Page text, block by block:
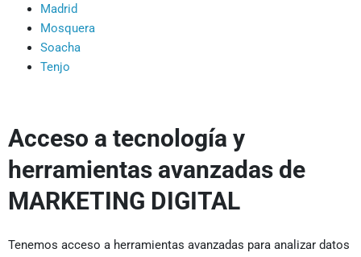
Madrid
Mosquera
Soacha
Tenjo
Acceso a tecnología y
herramientas avanzadas de
MARKETING DIGITAL
Tenemos acceso a herramientas avanzadas para analizar datos